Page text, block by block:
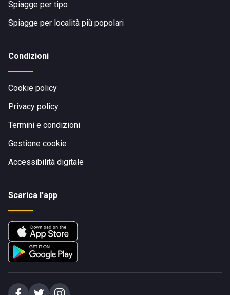
Spiagge per tipo
Spiagge per località più popolari
Condizioni
Cookie policy
Privacy policy
Termini e condizioni
Gestione cookie
Accessibilità digitale
Scarica l'app